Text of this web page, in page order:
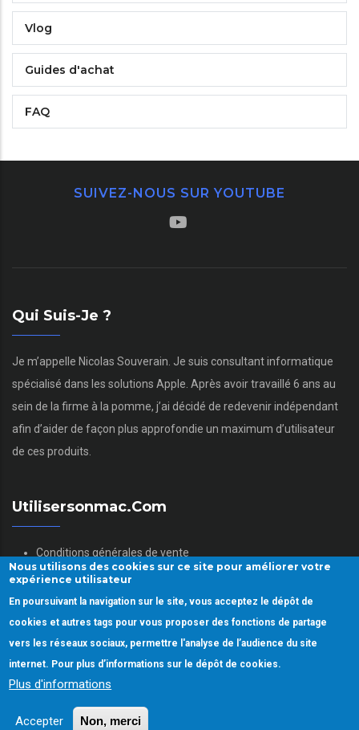
Vlog
Guides d'achat
FAQ
SUIVEZ-NOUS SUR YOUTUBE
Qui Suis-Je ?
Je m’appelle Nicolas Souverain. Je suis consultant informatique
spécialisé dans les solutions Apple. Après avoir travaillé 6 ans au
sein de la firme à la pomme, j’ai décidé de redevenir indépendant
afin d’aider de façon plus approfondie un maximum d’utilisateur
de ces produits.
Utilisersonmac.com
Conditions générales de vente
Mentions légales
Politique des données personnelles
Gestion des Cookies
Copyright © 2022.Utiliser son mac.
Nous utilisons des cookies sur ce site pour améliorer votre
expérience utilisateur
En poursuivant la navigation sur le site, vous acceptez le dépôt de
cookies et autres tags pour vous proposer des fonctions de partage
vers les réseaux sociaux, permettre l'analyse de l’audience du site
internet. Pour plus d’informations sur le dépôt de cookies.
Plus d'informations
Accepter Non, merci